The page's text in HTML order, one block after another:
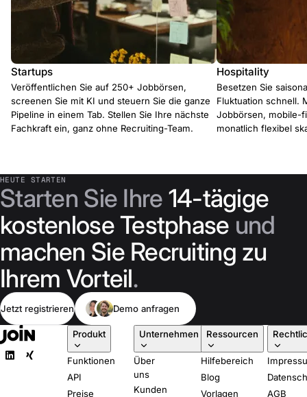
Startups
Veröffentlichen Sie auf 250+ Jobbörsen,
screenen Sie mit KI und steuern Sie die ganze
Pipeline in einem Tab. Stellen Sie Ihre nächste
Fachkraft ein, ganz ohne Recruiting-Team.
Hospitality
Besetzen Sie
Fluktuation schnell.
Jobbörsen, mobile-
monatlich flexibel
HEUTE STARTEN
Starten Sie Ihre 14-tägige
kostenlose Testphase und
machen Sie Recruiting zu
Ihrem Vorteil.
Jetzt registrieren Demo anfragen
Produkt
Funktionen
API
Preise
Unternehmen
Über
uns
Kunden
Ressourcen
Hilfebereich
Blog
Vorlagen
AGB